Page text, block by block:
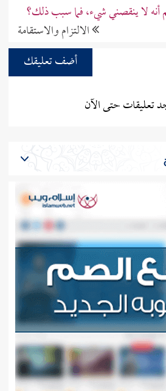
أنه لا ينقصني شيء، فما سبب ذلك؟
الالتزام والاستقامة
أضف تعليقك
تعليقات حتى الآن